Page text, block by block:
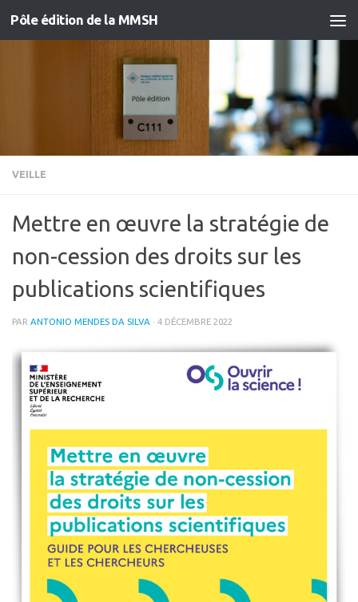
Skip to content
Pôle édition de la MMSH
VEILLE
Mettre en œuvre la stratégie de
non-cession des droits sur les
publications scientifiques
PAR ANTONIO MENDES DA SILVA · 4 DÉCEMBRE 2022